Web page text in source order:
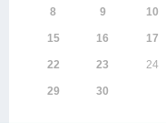
8 9 10
15 16 17
22 23 24
29 30